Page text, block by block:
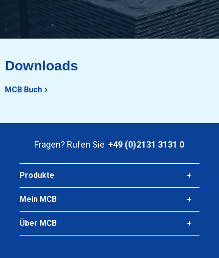
KupferWasserleitungsrohrCu-DHP/R250 32x35 Sanco
Stück pro KG
Bruttopreis
Beschreibung
hart+Kiwa-Gastec
Bruttopreis
Downloads
MCB Buch
Fragen? Rufen Sie +49 (0)2131 3131 0
Produkte
Mein MCB
Über MCB